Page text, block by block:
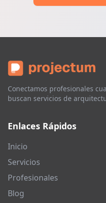
Conectamos profesionales
buscan servicios de
Enlaces Rápidos
Inicio
Servicios
Profesionales
Blog